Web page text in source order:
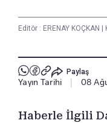
Editör : ERENAY KOÇKAN
Paylaş
Yayın Tarihi 08
Haberle İlgili